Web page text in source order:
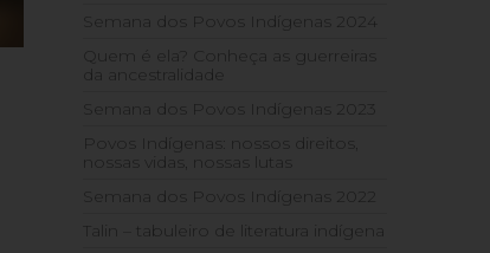
Semana dos Povos Indígenas 2024
Quem é ela? Conheça as guerreiras
da ancestralidade
Semana dos Povos Indígenas 2023
Povos Indígenas: nossos direitos,
nossas vidas, nossas lutas
Semana dos Povos Indígenas 2022
Talin – tabuleiro de literatura indígena